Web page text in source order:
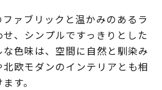
ァブリックと温かみのあるラ
、シンプルですっきりとした
色味は、空間に自然と馴染み
欧モダンのインテリアとも相
す。